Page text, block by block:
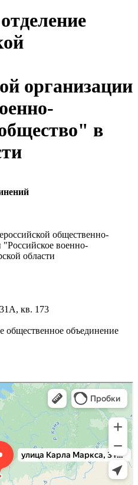
организации
в
общественно-
"Российское военно-
области
кв. 173
общественное объединение